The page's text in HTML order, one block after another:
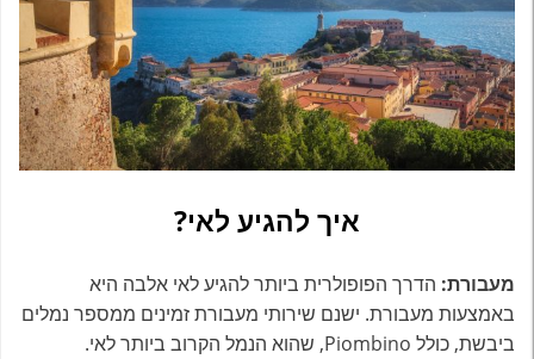
איך להגיע לאי?
מעבורת: הדרך הפופולרית ביותר להגיע לאי אלבה היא
באמצעות מעבורת. ישנם שירותי מעבורת זמינים ממספר נמלים
ביבשת, כולל Piombino, שהוא הנמל הקרוב ביותר לאי.